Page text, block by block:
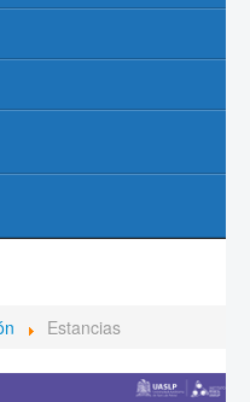
Estancias